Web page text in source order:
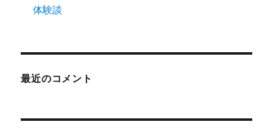
体験談
最近のコメント